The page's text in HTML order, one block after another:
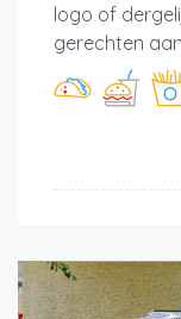
logo of
gerechten